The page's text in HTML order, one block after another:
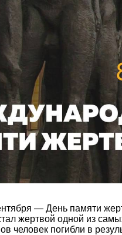
— День памяти
жертвой одной из
человек погибли в